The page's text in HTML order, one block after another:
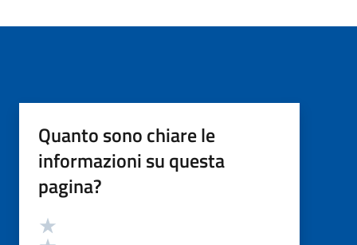
Quanto sono chiare le
informazioni su questa
pagina?
Valutazione